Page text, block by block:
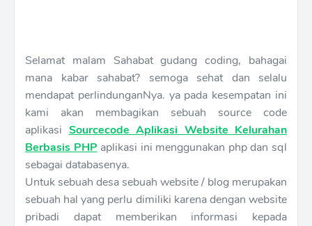
Selamat malam Sahabat gudang coding, bahagai
mana kabar sahabat? semoga sehat dan selalu
mendapat perlindunganNya. ya pada kesempatan ini
kami akan membagikan sebuah source code
aplikasi Sourcecode Aplikasi Website Kelurahan
Berbasis PHP aplikasi ini menggunakan php dan sql
sebagai databasenya.
Untuk sebuah desa sebuah website / blog merupakan
sebuah hal yang perlu dimiliki karena dengan website
pribadi dapat memberikan informasi kepada